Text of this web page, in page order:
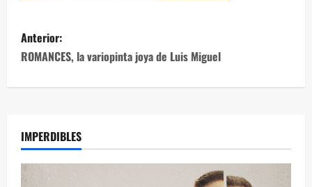
Anterior:
ROMANCES, la variopinta joya de Luis Miguel
IMPERDIBLES